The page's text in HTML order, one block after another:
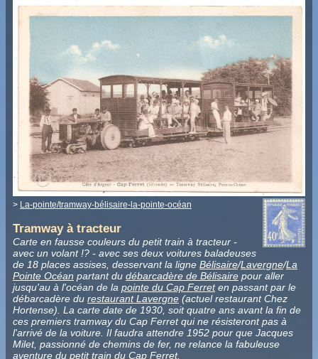
> La-pointe/tramway-bélisaire-la-pointe-océan
Tramway à tracteur
Carte en fausse couleurs du petit train à tracteur -
avec un volant !? - avec ses deux voitures baladeuses
de 18 places assises, desservant la ligne Bélisaire/Lavergne/La
Pointe Océan partant du débarcadère de Bélisaire pour aller
jusqu'au à l'océan de la pointe du Cap Ferreten passant par le
débarcadère du restaurant Lavergne (actuel restaurant Chez
Hortense). La carte date de 1930, soit quatre ans avant la fin de
ces premiers tramway du Cap Ferret qui ne résisteront pas à
l'arrivé de la voiture. Il faudra attendre 1952 pour que Jacques
Milet, passionné de chemins de fer, ne relance la fabuleuse
aventure du petit train du Cap Ferret.